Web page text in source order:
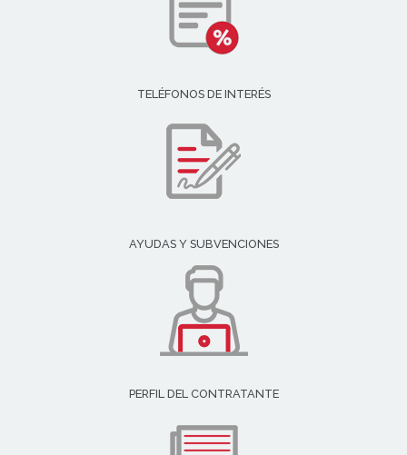
TELÉFONOS DE INTERÉS
AYUDAS Y SUBVENCIONES
PERFIL DEL CONTRATANTE